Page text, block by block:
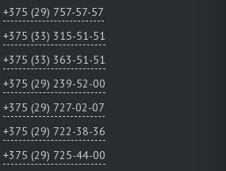
+375 (29) 757-57-57
+375 (33) 315-51-51
+375 (33) 363-51-51
+375 (29) 239-52-00
+375 (29) 727-02-07
+375 (29) 722-38-36
+375 (29) 725-44-00